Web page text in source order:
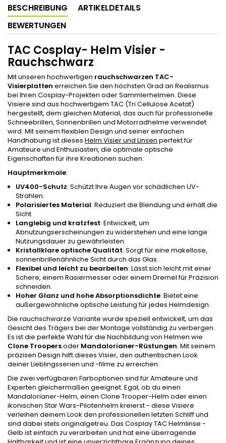
BESCHREIBUNG
ARTIKELDETAILS
BEWERTUNGEN
TAC Cosplay- Helm Visier -
Rauchschwarz
Mit unseren hochwertigen rauchschwarzen TAC-
Visierplatten erreichen Sie den höchsten Grad an Realismus
bei Ihren Cosplay-Projekten oder Sammlerhelmen. Diese
Visiere sind aus hochwertigem TAC (Tri Cellulose Acetat)
hergestellt, dem gleichen Material, das auch für professionelle
Schneebrillen, Sonnenbrillen und Motorradhelme verwendet
wird. Mit seinem flexiblen Design und seiner einfachen
Handhabung ist dieses Helm Visier und Linsen perfekt für
Amateure und Enthusiasten, die optimale optische
Eigenschaften für ihre Kreationen suchen.
Hauptmerkmale:
UV400-Schutz: Schützt Ihre Augen vor schädlichen UV-
Strahlen.
Polarisiertes Material: Reduziert die Blendung und erhält die
Sicht.
Langlebig und kratzfest: Entwickelt, um
Abnutzungserscheinungen zu widerstehen und eine lange
Nutzungsdauer zu gewährleisten.
Kristallklare optische Qualität: Sorgt für eine makellose,
sonnenbrillenähnliche Sicht durch das Glas.
Flexibel und leicht zu bearbeiten: Lässt sich leicht mit einer
Schere, einem Rasiermesser oder einem Dremel für Präzision
schneiden.
Hoher Glanz und hohe Absorptionsdichte: Bietet eine
außergewöhnliche optische Leistung für jedes Helmdesign.
Die rauchschwarze Variante wurde speziell entwickelt, um das
Gesicht des Trägers bei der Montage vollständig zu verbergen.
Es ist die perfekte Wahl für die Nachbildung von Helmen wie
Clone Troopersoder Mandalorianer-Rüstungen. Mit seinem
präzisen Design hilft dieses Visier, den authentischen Look
deiner Lieblingsserien und -filme zu erreichen.
Die zwei verfügbaren Farboptionen sind für Amateure und
Experten gleichermaßen geeignet. Egal, ob du einen
Mandalorianer-Helm, einen Clone Trooper-Helm oder einen
ikonischen Star Wars-Pilotenhelm kreierst - diese Visiere
verleihen deinem Look den professionellen letzten Schliff und
sind dabei stets originalgetreu. Das Cosplay TAC Helmlinse -
Gelb ist einfach zu verarbeiten und hat eine überragende